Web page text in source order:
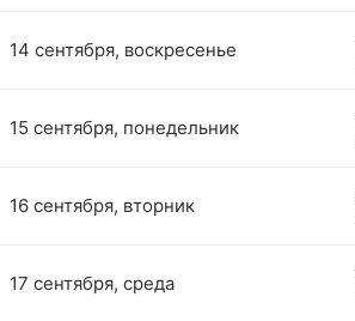
14 сентября, воскресенье
15 сентября, понедельник
16 сентября, вторник
17 сентября, среда